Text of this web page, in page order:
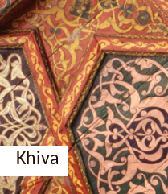
Boukhara,